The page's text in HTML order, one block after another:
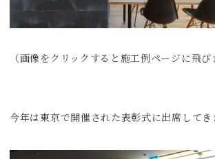
（画像をクリックすると施工例ページに飛び
今年は東京で開催された表彰式に出席してき